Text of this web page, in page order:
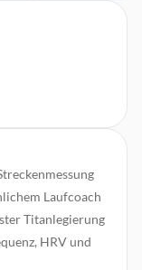
Laufcoach
Titanlegierung
HRV und